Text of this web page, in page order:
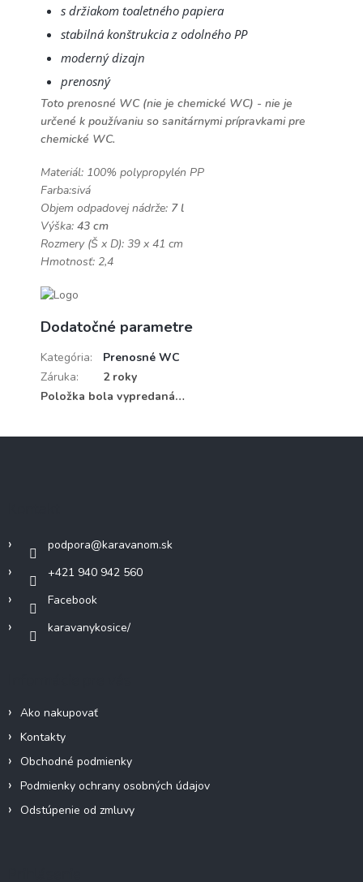
s držiakom toaletného papiera
stabilná konštrukcia z odolného PP
moderný dizajn
prenosný
Toto prenosné WC (nie je chemické WC) - nie je
určené k používaniu so sanitárnymi prípravkami pre
chemické WC.
Materiál: 100% polypropylén PP
Farba:sivá
Objem odpadovej nádrže: 7 l
Výška: 43 cm
Rozmery (Š x D): 39 x 41 cm
Hmotnosť: 2,4
Dodatočné parametre
Kategória:
Prenosné WC
Záruka:
2 roky
Položka bola vypredaná…
podpora@karavanom.sk
+421 940 942 560
Facebook
karavanykosice/
Ako nakupovať
Kontakty
Obchodné podmienky
Podmienky ochrany osobných údajov
Odstúpenie od zmluvy